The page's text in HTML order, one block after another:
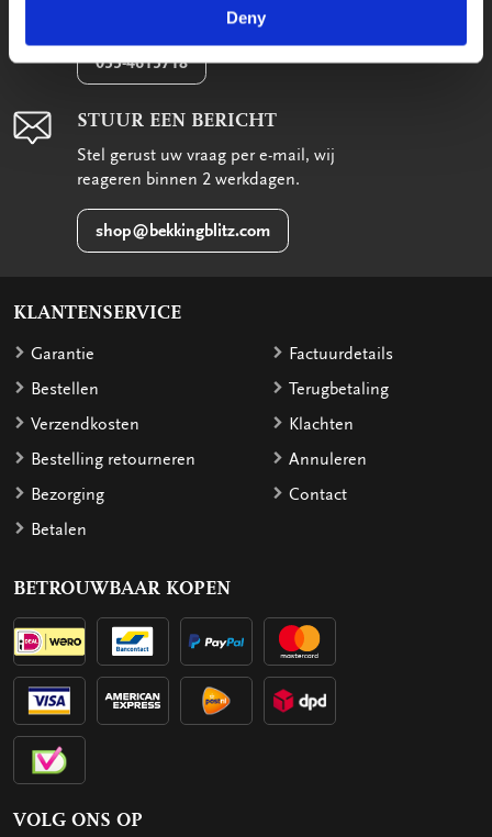
Deny
t/m vrijdag tussen 09:00 en 17:00
033-4613718
STUUR EEN BERICHT
Stel gerust uw vraag per e-mail, wij
reageren binnen 2 werkdagen.
shop@bekkingblitz.com
KLANTENSERVICE
Garantie
Bestellen
Verzendkosten
Bestelling retourneren
Bezorging
Betalen
Factuurdetails
Terugbetaling
Klachten
Annuleren
Contact
BETROUWBAAR KOPEN
VOLG ONS OP